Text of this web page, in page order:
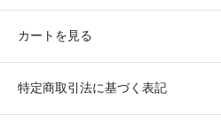
カートを見る
特定商取引法に基づく表記